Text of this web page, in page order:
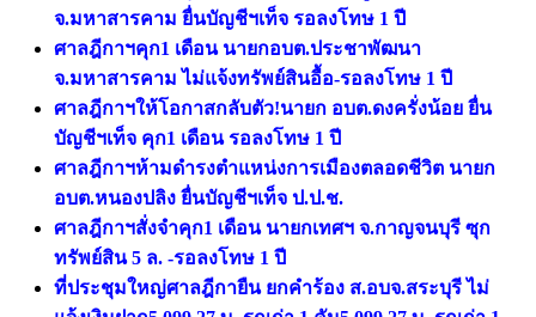
จ.มหาสารคาม ยื่นบัญชีฯเท็จ รอลงโทษ 1 ปี
ศาลฎีกาฯคุก1 เดือน นายกอบต.ประชาพัฒนา
จ.มหาสารคาม ไม่แจ้งทรัพย์สินอื้อ-รอลงโทษ 1 ปี
ศาลฎีกาฯให้โอกาสกลับตัว!นายก อบต.ดงครั่งน้อย ยื่น
บัญชีฯเท็จ คุก1 เดือน รอลงโทษ 1 ปี
ศาลฎีกาฯห้ามดำรงตำแหน่งการเมืองตลอดชีวิต นายก
อบต.หนองปลิง ยื่นบัญชีฯเท็จ ป.ป.ช.
ศาลฎีกาฯสั่งจำคุก1 เดือน นายกเทศฯ จ.กาญจนบุรี ซุก
ทรัพย์สิน 5 ล. -รอลงโทษ 1 ปี
ที่ประชุมใหญ่ศาลฎีกายืน ยกคำร้อง ส.อบจ.สระบุรี ไม่